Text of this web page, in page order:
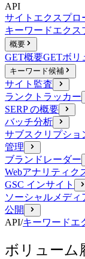
API
サイトエクスプロ
キーワードエクス
概要
GET概要GETボリ
キーワード候補
サイト監査
ランクトラッカー
SERP の概要
バッチ分析
サブスクリプショ
管理
ブランドレーダー
Webアナリティク
GSC インサイト
ソーシャルメディ
公開
API/キーワードエ
ボリューム